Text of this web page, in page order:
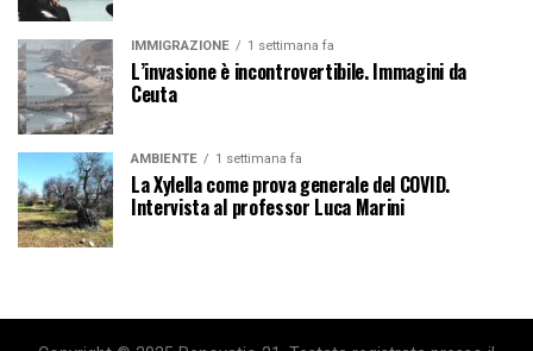
IMMIGRAZIONE 1 settimana fa
L’invasione è incontrovertibile. Immagini da
Ceuta
AMBIENTE 1 settimana fa
La Xylella come prova generale del COVID.
Intervista al professor Luca Marini